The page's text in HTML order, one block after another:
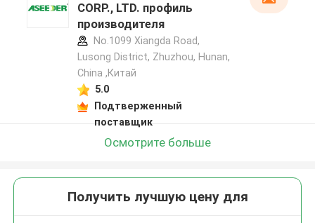
CORP., LTD. профиль
производителя
No.1099 Xiangda Road,
Lusong District, Zhuzhou, Hunan,
China ,Китай
5.0
Подтверженный
поставщик
Осмотрите больше
Получить лучшую цену для